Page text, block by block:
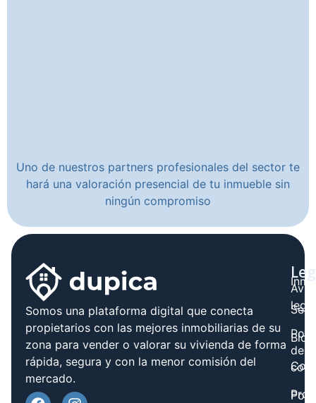
Uno de nuestros partners profesionales del sector te
hará una valoración presencial de tu inmueble sin
ningún compromiso
Somos una plataforma digital que conecta
propietarios con las mejores inmobiliarias de su
zona para vender o valorar su vivienda de forma
rápida, segura y con la menor comisión del
mercado.
Blog
legal
de